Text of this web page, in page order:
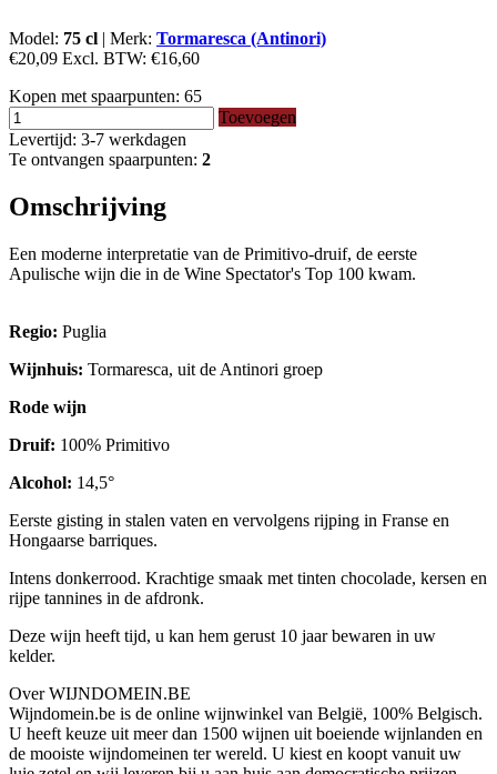
Model: 75 cl | Merk: Tormaresca (Antinori)
€20,09 Excl. BTW: €16,60
Kopen met spaarpunten: 65
Toevoegen
Levertijd: 3-7 werkdagen
Te ontvangen spaarpunten: 2
Omschrijving
Een moderne interpretatie van de Primitivo-druif, de eerste
Apulische wijn die in de Wine Spectator's Top 100 kwam.
Regio: Puglia
Wijnhuis: Tormaresca, uit de Antinori groep
Rode wijn
Druif: 100% Primitivo
Alcohol: 14,5°
Eerste gisting in stalen vaten en vervolgens rijping in Franse en
Hongaarse barriques.
Intens donkerrood. Krachtige smaak met tinten chocolade, kersen en
rijpe tannines in de afdronk.
Deze wijn heeft tijd, u kan hem gerust 10 jaar bewaren in uw
kelder.
Over WIJNDOMEIN.BE
Wijndomein.be is de online wijnwinkel van België, 100% Belgisch.
U heeft keuze uit meer dan 1500 wijnen uit boeiende wijnlanden en
de mooiste wijndomeinen ter wereld. U kiest en koopt vanuit uw